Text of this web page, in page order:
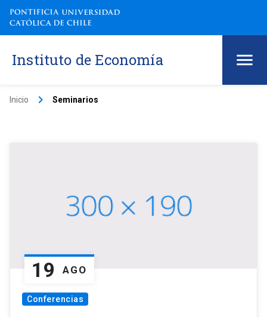
Instituto de Economía
Inicio keyboard_arrow_right Seminarios
19 AGO
Conferencias